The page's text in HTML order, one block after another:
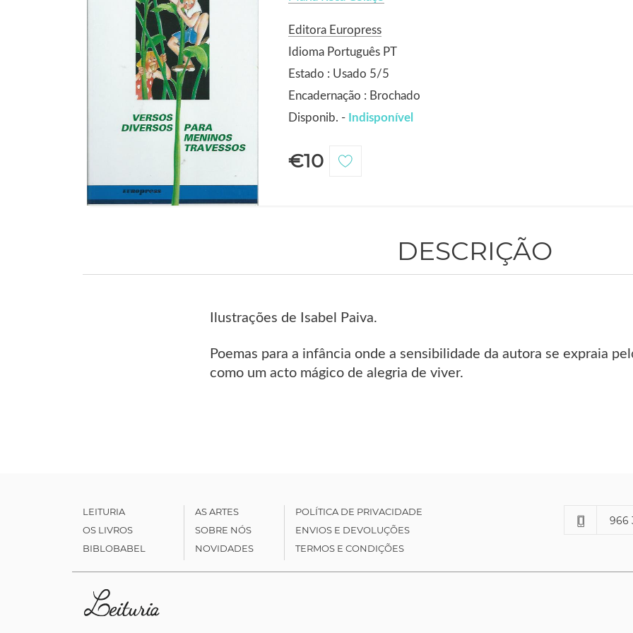
Editora Europress
Idioma Português PT
Estado : Usado 5/5
Encadernação : Brochado
Disponib. - Indisponível
€10
DESCRIÇÃO
Ilustrações de Isabel Paiva.
Poemas para a infância onde a sensibilidade da autora se expraia
como um acto mágico de alegria de viver.
LEITURIA
OS LIVROS
BIBLOBABEL
AS ARTES
SOBRE NÓS
NOVIDADES
POLÍTICA DE PRIVACIDADE
ENVIOS E DEVOLUÇÕES
TERMOS E CONDIÇÕES
966